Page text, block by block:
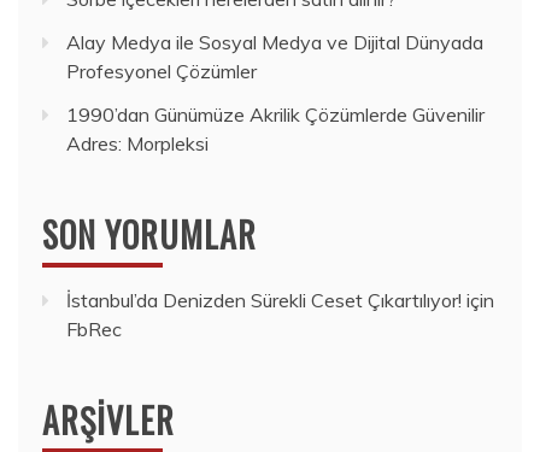
Alay Medya ile Sosyal Medya ve Dijital Dünyada
Profesyonel Çözümler
1990’dan Günümüze Akrilik Çözümlerde Güvenilir
Adres: Morpleksi
SON YORUMLAR
İstanbul’da Denizden Sürekli Ceset Çıkartılıyor! için
FbRec
ARŞIVLER